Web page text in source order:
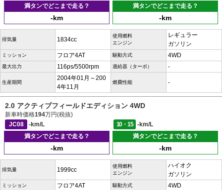
満タンでどこまで走る？
-km
満タンでどこまで走る？
-km
排気量 1834cc
使用燃料
エンジン
レギュラー
ガソリン
ミッション フロア4AT 駆動方式 4WD
最大出力 116ps/5500rpm 過給器（ターボ） -
生産期間
2004年01月～200
4年11月
燃費性能 -
2.0 アクティブフィールドエディション 4WD
新車時価格194万円(税抜)
JC08
-km/L 10・15
-km/L
満タンでどこまで走る？
-km
満タンでどこまで走る？
-km
排気量 1999cc
使用燃料
エンジン
ハイオク
ガソリン
ミッション フロア4AT 駆動方式 4WD